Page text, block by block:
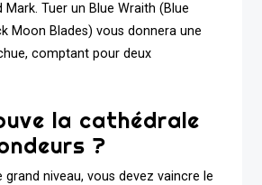
Mark. Tuer un Blue Wraith (Blue
Moon Blades) vous donnera une
comptant pour deux
la cathédrale
?
grand niveau, vous devez vaincre le